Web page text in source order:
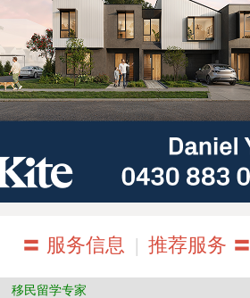
〓 服务信息 | 推荐服务 〓
移民留学专家